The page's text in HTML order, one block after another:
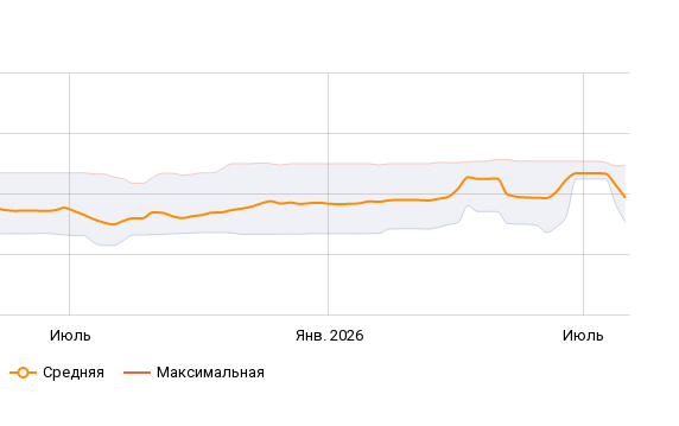
Июль Янв. 2026 Июль
Средняя Максимальная